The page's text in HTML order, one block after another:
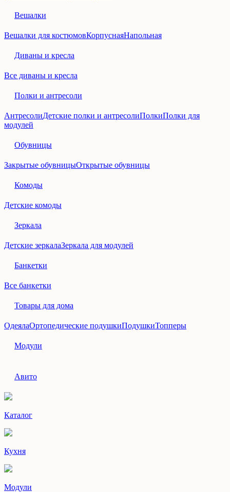
Вешалки
Вешалки для костюмовКорпуснаяНапольная
Диваны и кресла
Все диваны и кресла
Полки и антресоли
АнтресолиДетские полки и антресолиПолкиПолки для
модулей
Обувницы
Закрытые обувницыОткрытые обувницы
Комоды
Детские комоды
Зеркала
Детские зеркалаЗеркала для модулей
Банкетки
Все банкетки
Товары для дома
ОдеялаОртопедические подушкиПодушкиТопперы
Модули
Авито
Каталог
Кухня
Модули